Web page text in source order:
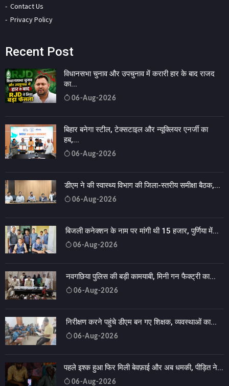
Contact Us
Privacy Policy
Recent Post
विधानसभा चुनाव और उपचुनाव में करारी हार के बाद राजद
का...
06-Aug-2026
बिहार बनेगा स्टील, टेक्सटाइल और न्यूक्लियर एनर्जी का
हब,...
06-Aug-2026
डीएम ने की स्वास्थ्य विभाग की जिला-स्तरीय समीक्षा बैठक,...
06-Aug-2026
बिजली कनेक्शन के नाम पर मांगी थी 15 हजार, पुर्णिया में...
06-Aug-2026
नवगछिया पुलिस की बड़ी कामयाबी, मिनी गन फैक्ट्री का...
06-Aug-2026
निरीक्षण करने पहुंचे डीएम बन गए शिक्षक, व्यवस्थाओं का...
06-Aug-2026
पहले इश्क हुआ फिर मिली बेवफ़ाई और अब धमकी, पीड़ित ने...
06-Aug-2026